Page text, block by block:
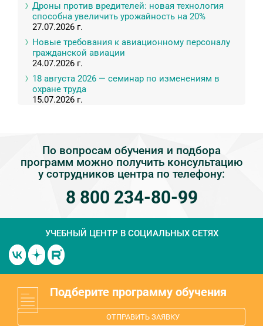
Дроны против вредителей: новая технология
способна увеличить урожайность на 20%
27.07.2026 г.
Новые требования к авиационному персоналу
гражданской авиации
24.07.2026 г.
18 августа 2026 — семинар по изменениям в
охране труда
15.07.2026 г.
По вопросам обучения и подбора
программ можно получить консультацию
у сотрудников центра по телефону:
8 800 234-80-99
УЧЕБНЫЙ ЦЕНТР В СОЦИАЛЬНЫХ СЕТЯХ
Подберите программу обучения
ОТПРАВИТЬ ЗАЯВКУ